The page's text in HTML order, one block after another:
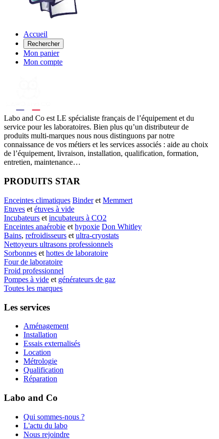
Accueil
Rechercher
Mon panier
Mon compte
Labo and Co est LE spécialiste français de l’équipement et du
service pour les laboratoires. Bien plus qu’un distributeur de
produits multi-marques nous nous distinguons par notre
connaissance de vos métiers et les services associés : aide au choix
de l’équipement, livraison, installation, qualification, formation,
entretien, maintenance…
PRODUITS STAR
Enceintes climatiques Binderet Memmert
Etuves et étuves à vide
Incubateurs et incubateurs à CO2
Enceintes anaérobie et hypoxie Don Whitley
Bains, refroidisseurs et ultra-cryostats
Nettoyeurs ultrasons professionnels
Sorbonnes et hottes de laboratoire
Four de laboratoire
Froid professionnel
Pompes à vide et générateurs de gaz
Toutes les marques
Les services
Aménagement
Installation
Essais externalisés
Location
Métrologie
Qualification
Réparation
Labo and Co
Qui sommes-nous ?
L'actu du labo
Nous rejoindre